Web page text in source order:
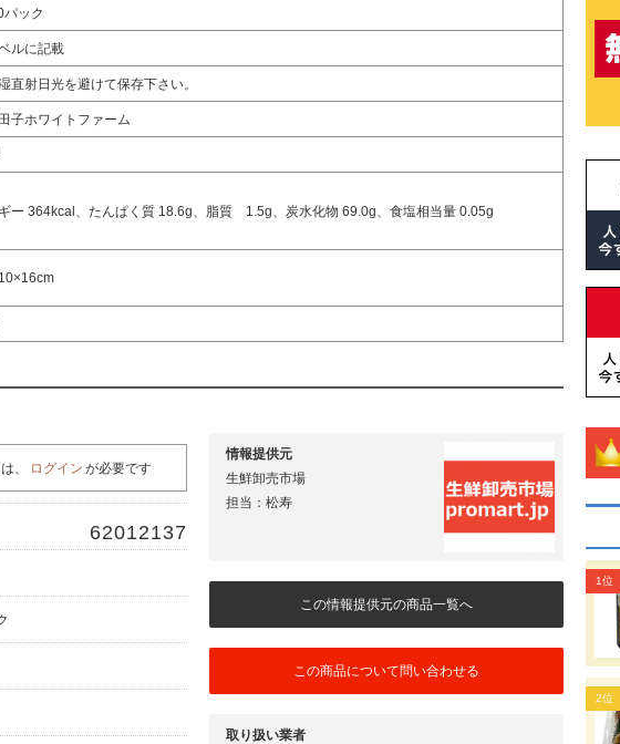
ック
ルに記載
直射日光を避けて保存下さい。
田子ホワイトファーム
ー 364kcal、たんぱく質 18.6g、脂質 1.5g、炭水化物 69.0g、食塩相当量 0.05g
10×16cm
、 ログイン が必要です
62012137
情報提供元
生鮮卸売市場
担当：松寿
この情報提供元の商品一覧へ
この商品について問い合わせる
取り扱い業者